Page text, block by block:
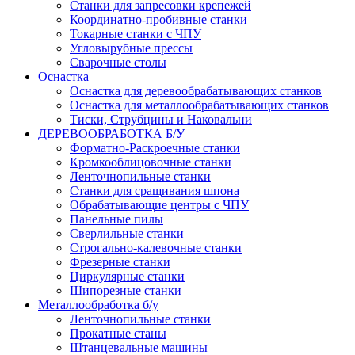
Станки для запресовки крепежей
Координатно-пробивные станки
Токарные станки с ЧПУ
Угловырубные прессы
Сварочные столы
Оснастка
Оснастка для деревообрабатывающих станков
Оснастка для металлообрабатывающих станков
Тиски, Струбцины и Наковальни
ДЕРЕВООБРАБОТКА Б/У
Форматно-Раскроечные станки
Кромкооблицовочные станки
Ленточнопильные станки
Станки для сращивания шпона
Обрабатывающие центры с ЧПУ
Панельные пилы
Сверлильные станки
Строгально-калевочные станки
Фрезерные станки
Циркулярные станки
Шипорезные станки
Металлообработка б/у
Ленточнопильные станки
Прокатные станы
Штанцевальные машины